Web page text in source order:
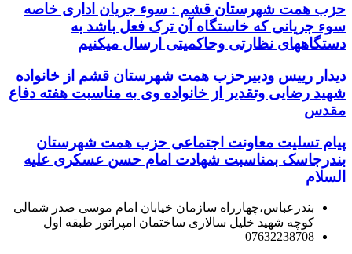
حزب همت شهرستان قشم : سوء جریان اداری خاصه
سوء جریانی که خاستگاه آن ترک فعل باشد به
دستگاههای نظارتی وحاکمیتی ارسال میکنیم
دیدار رییس ودبیرحزب همت شهرستان قشم از خانواده
شهید رضایی وتقدیر از خانواده وی به مناسبت هفته دفاع
مقدس
پیام تسلیت معاونت اجتماعی حزب همت شهرستان
بندرجاسک بمناسبت شهادت امام حسن عسکری علیه
السلام
بندرعباس،چهارراه سازمان خیابان امام موسی صدر شمالی
کوچه شهید خلیل سالاری ساختمان امپراتور طبقه اول
07632238708